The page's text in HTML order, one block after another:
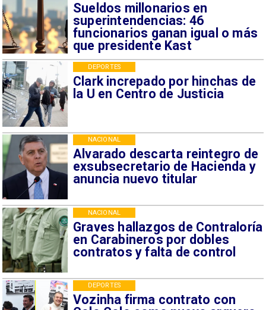
Sueldos millonarios en
superintendencias: 46
funcionarios ganan igual o más
que presidente Kast
Clark increpado por hinchas de
la U en Centro de Justicia
DEPORTES
Alvarado descarta reintegro de
exsubsecretario de Hacienda y
anuncia nuevo titular
NACIONAL
Graves hallazgos de Contraloría
en Carabineros por dobles
contratos y falta de control
NACIONAL
Vozinha firma contrato con
DEPORTES